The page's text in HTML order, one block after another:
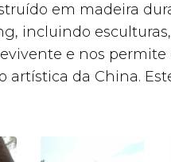
em madeira
incluindo
e nos
artística da China.